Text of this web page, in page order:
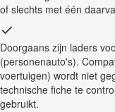
of slechts met één
Doorgaans zijn laders
(personenauto's).
voertuigen) wordt niet
technische fiche te
gebruikt.